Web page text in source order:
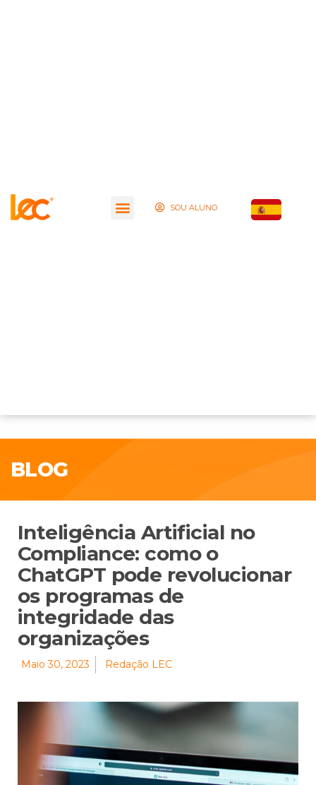
SOU ALUNO
BLOG
Inteligência Artificial no
Compliance: como o
ChatGPT pode revolucionar
os programas de
integridade das
organizações
Maio 30, 2023 Redação LEC